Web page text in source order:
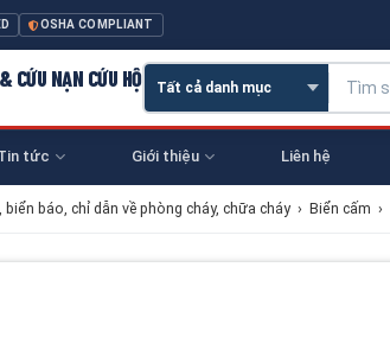
OSHA COMPLIANT
CỨU NẠN CỨU HỘ
tức Giới thiệu Liên hệ
biển báo, chỉ dẫn về phòng cháy, chữa cháy › Biển cấm ›